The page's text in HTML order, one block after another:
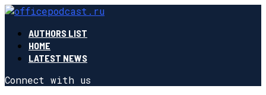
AUTHORS LIST
HOME
LATEST NEWS
Connect with us